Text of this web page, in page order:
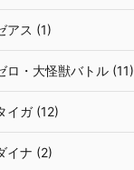
アス (1)
ロ・大怪獣バトル (11)
イガ (12)
イナ (2)